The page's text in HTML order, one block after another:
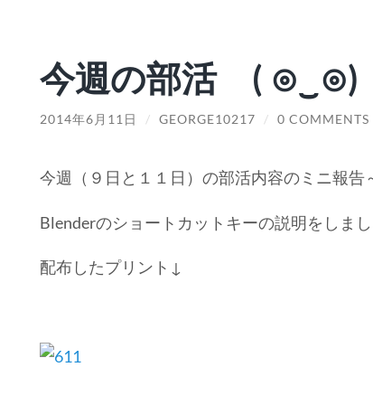
今週の部活 ( ⊙‿⊙)
2014年6月11日 / GEORGE10217 / 0 COMMENTS
今週（９日と１１日）の部活内容のミニ報告
Blenderのショートカットキーの説明をしまし
配布したプリント↓